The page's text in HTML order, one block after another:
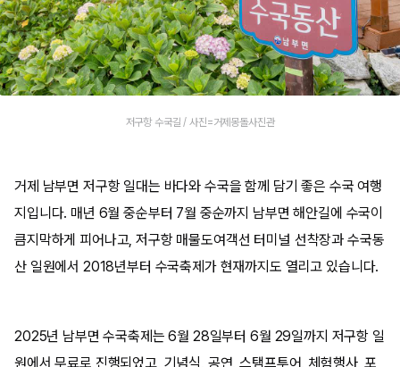
저구항 수국길 / 사진=거제몽돌사진관
거제 남부면 저구항 일대는 바다와 수국을 함께 담기 좋은 수국 여행
지입니다. 매년 6월 중순부터 7월 중순까지 남부면 해안길에 수국이
큼지막하게 피어나고, 저구항 매물도여객선 터미널 선착장과 수국동
산 일원에서 2018년부터 수국축제가 현재까지도 열리고 있습니다.
2025년 남부면 수국축제는 6월 28일부터 6월 29일까지 저구항 일
원에서 무료로 진행되었고, 기념식, 공연, 스탬프투어, 체험행사, 포